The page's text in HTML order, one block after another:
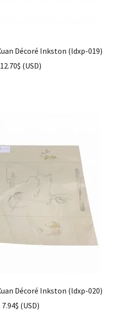
Décoré Inkston (ldxp-019)
12.70$ (USD)
Décoré Inkston (ldxp-020)
7.94$ (USD)